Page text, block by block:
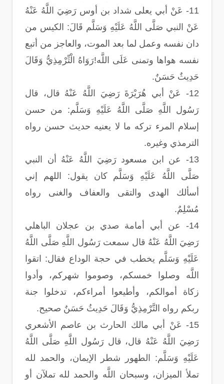
11- عَنْ أبي يعلى شداد بن أوس رَضِيَ اللَّهُ عَنْهُ
عَنْ النبي صَلَّى اللَّهُ عَلَيْهِ وَسَلَّم قَالَ: الكيس من
دان نفسه وعمل لما بعد الموت، والعاجز من أتبع
نفسه هواها وتمنى عَلَى اللَّه!رَوَاهُ الْتِّرْمِذِيُّ وَقَالَ
حَدِيثٌ حَسَنٌ.
12- عَنْ أبي هُرَيْرَةَ رَضِيَ اللَّهُ عَنْهُ قال، قال
رَسُول اللَّهِ صَلَّى اللَّهُ عَلَيْهِ وَسَلَّم: من حسن
إسلام المرء تركه ما لا يعنيه حديث حسن رواه
الترمذي وغيره.
13- عن ابن مسعود رَضِيَ اللَّهُ عَنْهُ أن النبي
صَلَّى اللَّهُ عَلَيْهِ وَسَلَّم كان يقول: اللهم إني
أسألك الهدى والتقى والعفاف والغنى رواه
مُسْلِمٌ.
14- عن أبي أمامة صدي بن عجلان الباهلي
رَضِيَ اللَّهُ عَنْهُ قال سمعت رَسُول اللَّهِ صَلَّى اللَّهُ
عَلَيْهِ وَسَلَّم يخطب في حجة الوداع فقال: اتقوا
اللَّه وصلوا خمسكم، وصوموا شهركم، وأدوا
زكاة أموالكم، وأطيعوا أمراءكم، تدخلوا جنة
ربكم رواه التَّرْمِذِيُّ وَقَالَ حَدِيثُ حَسَنٌ صحيح.
15- عَنْ أبي مالك الحارث بن عاصم الأشعري
رَضِيَ اللَّهُ عَنْهُ قال، قال رَسُول اللَّهِ صَلَّى اللَّهُ
عَلَيْهِ وَسَلَّم: الطهور شطر الإيمان، والحمد لله
تملأ الميزان، وسبحان اللَّه والحمد لله تملآن أو